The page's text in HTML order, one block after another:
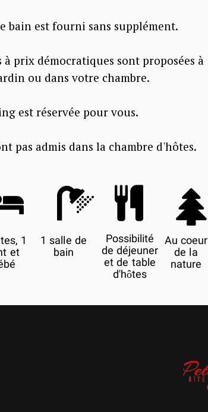
bain est fourni sans supplément.
à prix démocratiques sont proposées à
ou dans votre chambre.
est réservée pour vous.
pas admis dans la chambre d'hôtes.
  
1
et
1 salle de
bain
Possibilité
de déjeuner
et de table
d'hôtes
Au coeur
de la
nature